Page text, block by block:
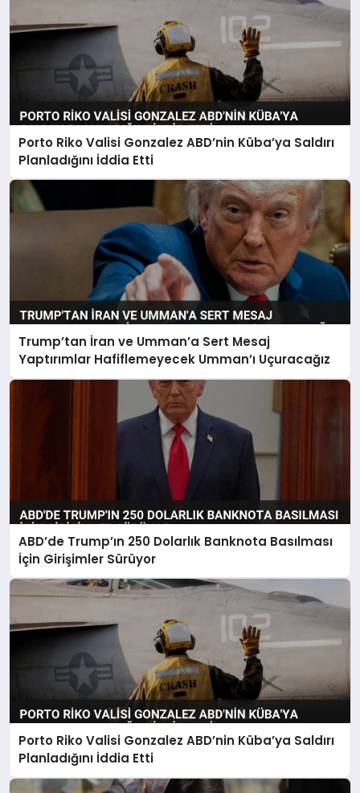
Porto Riko Valisi Gonzalez ABD’nin Küba’ya Saldırı
Planladığını İddia Etti
Trump’tan İran ve Umman’a Sert Mesaj
Yaptırımlar Hafiflemeyecek Umman’ı Uçuracağız
ABD’de Trump’ın 250 Dolarlık Banknota Basılması
İçin Girişimler Sürüyor
Porto Riko Valisi Gonzalez ABD’nin Küba’ya Saldırı
Planladığını İddia Etti